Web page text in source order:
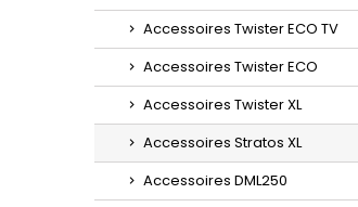
Accessoires Twister ECO TV
Accessoires Twister ECO
Accessoires Twister XL
Accessoires Stratos XL
Accessoires DML250